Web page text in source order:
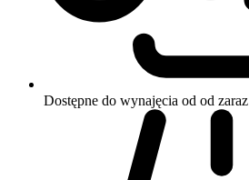
Dostępne do wynajęcia od od zaraz